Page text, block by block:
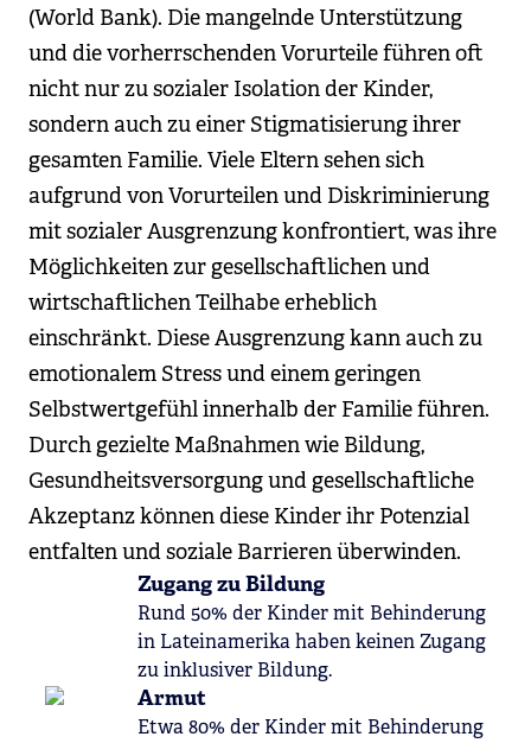
(World Bank). Die mangelnde Unterstützung
und die vorherrschenden Vorurteile führen oft
nicht nur zu sozialer Isolation der Kinder,
sondern auch zu einer Stigmatisierung ihrer
gesamten Familie. Viele Eltern sehen sich
aufgrund von Vorurteilen und Diskriminierung
mit sozialer Ausgrenzung konfrontiert, was ihre
Möglichkeiten zur gesellschaftlichen und
wirtschaftlichen Teilhabe erheblich
einschränkt. Diese Ausgrenzung kann auch zu
emotionalem Stress und einem geringen
Selbstwertgefühl innerhalb der Familie führen.
Durch gezielte Maßnahmen wie Bildung,
Gesundheitsversorgung und gesellschaftliche
Akzeptanz können diese Kinder ihr Potenzial
entfalten und soziale Barrieren überwinden.
Zugang zu Bildung
Rund 50% der Kinder mit Behinderung
in Lateinamerika haben keinen Zugang
zu inklusiver Bildung.
Armut
Etwa 80% der Kinder mit Behinderung